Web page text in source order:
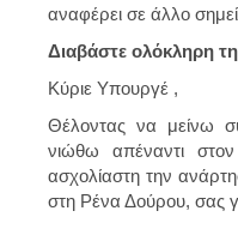
αναφέρει σε άλλο
Διαβάστε ολόκληρη
Κύριε Υπουργέ ,
Θέλοντας να μείνω
νιώθω απέναντι
ασχολίαστη την
στη Ρένα Δούρου, σας